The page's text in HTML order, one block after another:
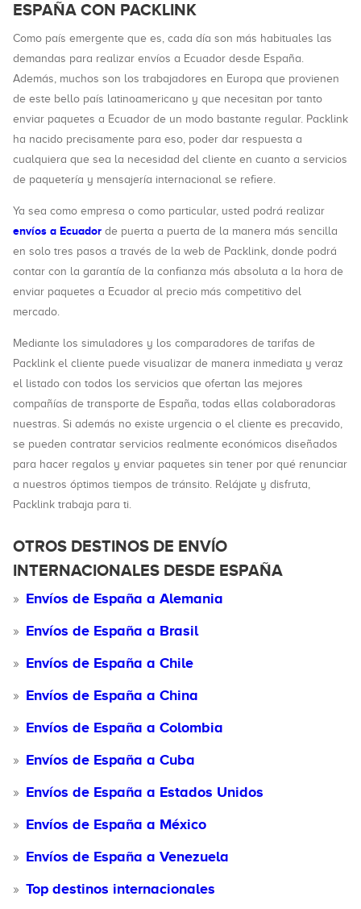
ESPAÑA CON PACKLINK
Como país emergente que es, cada día son más habituales las
demandas para realizar envíos a Ecuador desde España.
Además, muchos son los trabajadores en Europa que provienen
de este bello país latinoamericano y que necesitan por tanto
enviar paquetes a Ecuador de un modo bastante regular. Packlink
ha nacido precisamente para eso, poder dar respuesta a
cualquiera que sea la necesidad del cliente en cuanto a servicios
de paquetería y mensajería internacional se refiere.
Ya sea como empresa o como particular, usted podrá realizar
envíos a Ecuador de puerta a puerta de la manera más sencilla
en solo tres pasos a través de la web de Packlink, donde podrá
contar con la garantía de la confianza más absoluta a la hora de
enviar paquetes a Ecuador al precio más competitivo del
mercado.
Mediante los simuladores y los comparadores de tarifas de
Packlink el cliente puede visualizar de manera inmediata y veraz
el listado con todos los servicios que ofertan las mejores
compañías de transporte de España, todas ellas colaboradoras
nuestras. Si además no existe urgencia o el cliente es precavido,
se pueden contratar servicios realmente económicos diseñados
para hacer regalos y enviar paquetes sin tener por qué renunciar
a nuestros óptimos tiempos de tránsito. Relájate y disfruta,
Packlink trabaja para ti.
OTROS DESTINOS DE ENVÍO
INTERNACIONALES DESDE ESPAÑA
Envíos de España a Alemania
Envíos de España a Brasil
Envíos de España a Chile
Envíos de España a China
Envíos de España a Colombia
Envíos de España a Cuba
Envíos de España a Estados Unidos
Envíos de España a México
Envíos de España a Venezuela
Top destinos internacionales